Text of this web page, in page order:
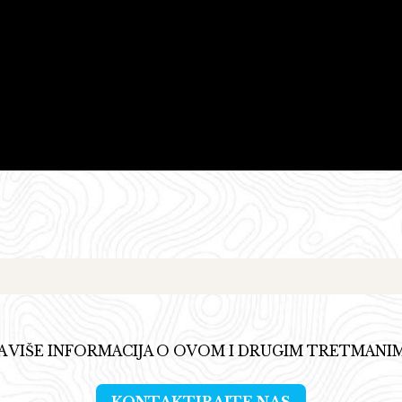
VIŠE INFORMACIJA O OVOM I DRUGIM